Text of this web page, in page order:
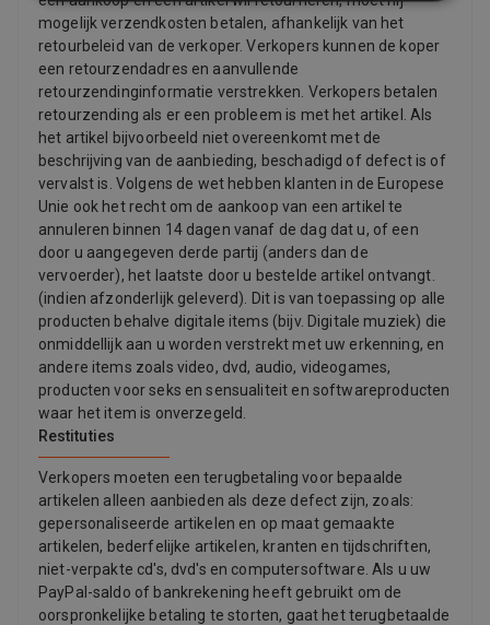
mogelijk verzendkosten betalen, afhankelijk van het
retourbeleid van de verkoper. Verkopers kunnen de koper
een retourzendadres en aanvullende
retourzendinginformatie verstrekken. Verkopers betalen
retourzending als er een probleem is met het artikel. Als
het artikel bijvoorbeeld niet overeenkomt met de
beschrijving van de aanbieding, beschadigd of defect is of
vervalst is. Volgens de wet hebben klanten in de Europese
Unie ook het recht om de aankoop van een artikel te
annuleren binnen 14 dagen vanaf de dag dat u, of een
door u aangegeven derde partij (anders dan de
vervoerder), het laatste door u bestelde artikel ontvangt.
(indien afzonderlijk geleverd). Dit is van toepassing op alle
producten behalve digitale items (bijv. Digitale muziek) die
onmiddellijk aan u worden verstrekt met uw erkenning, en
andere items zoals video, dvd, audio, videogames,
producten voor seks en sensualiteit en softwareproducten
waar het item is onverzegeld.
Restituties
Verkopers moeten een terugbetaling voor bepaalde
artikelen alleen aanbieden als deze defect zijn, zoals:
gepersonaliseerde artikelen en op maat gemaakte
artikelen, bederfelijke artikelen, kranten en tijdschriften,
niet-verpakte cd's, dvd's en computersoftware. Als u uw
PayPal-saldo of bankrekening heeft gebruikt om de
oorspronkelijke betaling te storten, gaat het terugbetaalde